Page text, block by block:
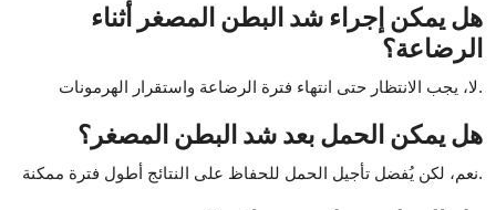
هل يمكن إجراء شد البطن المصغر أثناء
الرضاعة؟
لا، يجب الانتظار حتى انتهاء فترة الرضاعة واستقرار الهرمونات.
هل يمكن الحمل بعد شد البطن المصغر؟
نعم، لكن يُفضل تأجيل الحمل للحفاظ على النتائج أطول فترة ممكنة.